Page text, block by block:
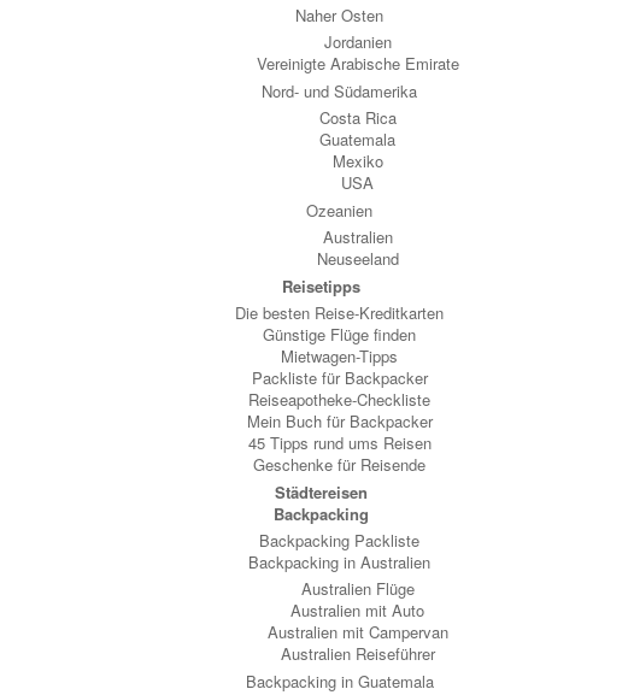
Naher Osten
Jordanien
Vereinigte Arabische Emirate
Nord- und Südamerika
Costa Rica
Guatemala
Mexiko
USA
Ozeanien
Australien
Neuseeland
Reisetipps
Die besten Reise-Kreditkarten
Günstige Flüge finden
Mietwagen-Tipps
Packliste für Backpacker
Reiseapotheke-Checkliste
Mein Buch für Backpacker
45 Tipps rund ums Reisen
Geschenke für Reisende
Städtereisen
Backpacking
Backpacking Packliste
Backpacking in Australien
Australien Flüge
Australien mit Auto
Australien mit Campervan
Australien Reiseführer
Backpacking in Guatemala